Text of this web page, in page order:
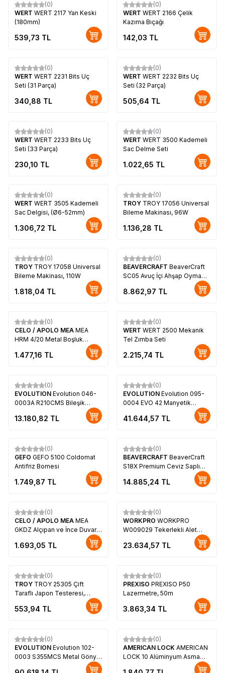
(0)
WERT WERT 2117 Yan Keski
(180mm)
539,73 TL
(0)
WERT WERT 2166 Çelik
Kazıma Bıçağı
142,03 TL
(0)
WERT WERT 2231 Bits Uç
Seti (31 Parça)
340,88 TL
(0)
WERT WERT 2232 Bits Uç
Seti (32 Parça)
505,64 TL
(0)
WERT WERT 2233 Bits Uç
Seti (33 Parça)
230,10 TL
(0)
WERT WERT 3500 Kademeli
Sac Delme Seti
1.022,65 TL
(0)
WERT WERT 3505 Kademeli
Sac Delgisi, (Ø6-52mm)
1.306,72 TL
(0)
TROY TROY 17056 Universal
Bileme Makinası, 96W
1.136,28 TL
(0)
TROY TROY 17058 Universal
Bileme Makinası, 110W
1.818,04 TL
(0)
BEAVERCRAFT BeaverCraft
SC05 Avuç İçi Ahşap Oyma
8.862,97 TL
(0)
CELO / APOLO MEA MEA
HRM 4/20 Metal Boşluk
Dübeli (8x46mm, 100 adet)
1.477,16 TL
(0)
WERT WERT 2500 Mekanik
Tel Zımba Seti
2.215,74 TL
(0)
EVOLUTION Evolution 046-
0003A R210CMS Bileşik
Gönye Kesme Makinesi,
210mm
13.180,82 TL
(0)
EVOLUTION Evolution 095-
0004 EVO 42 Manyetik
41.644,57 TL
(0)
GEFO GEFO 5100 Coldomat
Antifriz Bomesi
1.749,87 TL
(0)
BEAVERCRAFT BeaverCraft
S18X Premium Ceviz Saplı
Ahşap Oyma Seti, 11 Parça
14.885,24 TL
(0)
CELO / APOLO MEA MEA
GKDZ Alçıpan ve İnce Duvar
Dübeli (4-5mm, 100 adet)
1.693,05 TL
(0)
WORKPRO WORKPRO
W009029 Tekerlekli Alet
23.634,57 TL
(0)
TROY TROY 25305 Çift
Taraflı Japon Testeresi,
553,94 TL
(0)
PREXISO PREXISO P50
Lazermetre, 50m
3.863,34 TL
(0)
EVOLUTION Evolution 102-
0003 S355MCS Metal Gönye
Kesme Testeresi, 355mm
(0)
AMERICAN LOCK AMERICAN
LOCK 10 Alüminyum Asma